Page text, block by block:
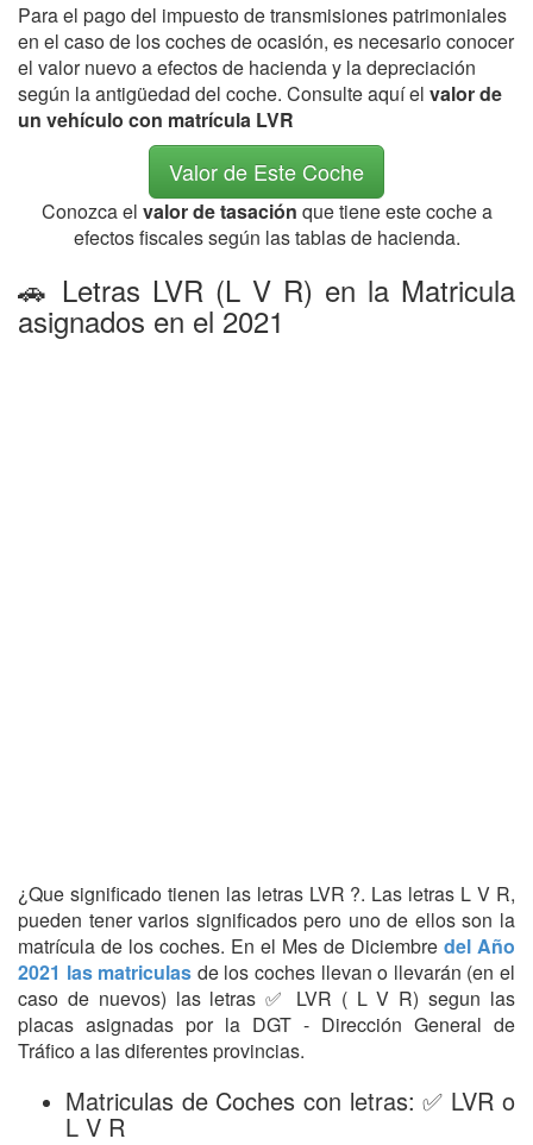
Para el pago del impuesto de transmisiones patrimoniales
en el caso de los coches de ocasión, es necesario conocer
el valor nuevo a efectos de hacienda y la depreciación
según la antigüedad del coche. Consulte aquí el valor de
un vehículo con matrícula LVR
Valor de Este Coche
Conozca el valor de tasación que tiene este coche a
efectos fiscales según las tablas de hacienda.
🚗 Letras LVR (L V R) en la Matricula
asignados en el 2021
¿Que significado tienen las letras LVR ?. Las letras L V R,
pueden tener varios significados pero uno de ellos son la
matrícula de los coches. En el Mes de Diciembre del Año
2021 las matriculas de los coches llevan o llevarán (en el
caso de nuevos) las letras ✅ LVR ( L V R) segun las
placas asignadas por la DGT - Dirección General de
Tráfico a las diferentes provincias.
Matriculas de Coches con letras: ✅ LVR o
L V R